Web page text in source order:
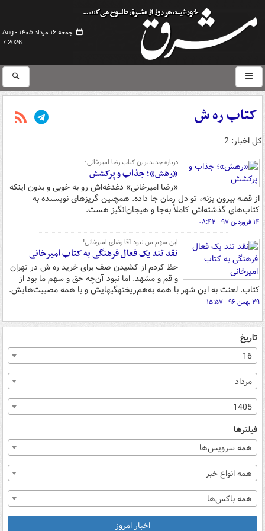
جمعه ۱۶ مرداد ۱۴۰۵ -
Aug
7 2026
کتاب ره ش
کل اخبار: 2
درباره جدیدترین کتاب رضا امیرخانی؛
«رهش»؛ جذاب و پرکشش
«رضا امیرخانی» دغدغه‌اش رو به خوبی و بدون اینکه
از قصه بیرون بزنه، تو دل رمان جا داده. همچنین گریزهای نویسنده به
کتاب‌های گذشته‌اش کاملاً به‌جا و هیجان‌انگیز هست.
۱۴ فروردین ۹۷ - ۰۸:۴۲
این سهم من نبود آقا رضای امیرخانی!
نقد تند یک فعال فرهنگی به کتاب امیرخانی
حظ کردم از کشیدن صف برای خرید ره ش در تهران
و قم و مشهد. اما نبود آن‌چه حق و سهم ما بود از
کتاب. لعنت به این شهر با همه به‌هم‌ریخته‎گی‎هایش و با همه مصیبت‌هایش.
۲۹ بهمن ۹۶ - ۱۵:۵۷
تاریخ
16
مرداد
1405
فیلترها
همه سرویس‌ها
همه انواع خبر
همه باکس‌ها
اخبار امروز